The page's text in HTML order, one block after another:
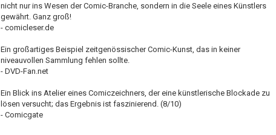
nicht nur ins Wesen der Comic-Branche, sondern in die Seele eines Künstlers
gewährt. Ganz groß!
- comicleser.de
Ein großartiges Beispiel zeitgenössischer Comic-Kunst, das in keiner
niveauvollen Sammlung fehlen sollte.
- DVD-Fan.net
Ein Blick ins Atelier eines Comiczeichners, der eine künstlerische Blockade zu
lösen versucht; das Ergebnis ist faszinierend. (8/10)
- Comicgate